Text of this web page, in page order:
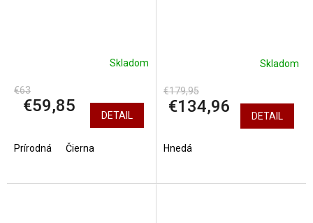
Skladom
€63
€59,85 DETAIL
Prírodná Čierna
Skladom
€179,95
€134,96 DETAIL
Hnedá